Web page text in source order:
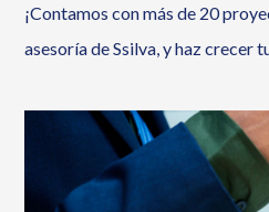
¡Contamos con más de 20
asesoría de Ssilva, y haz crecer